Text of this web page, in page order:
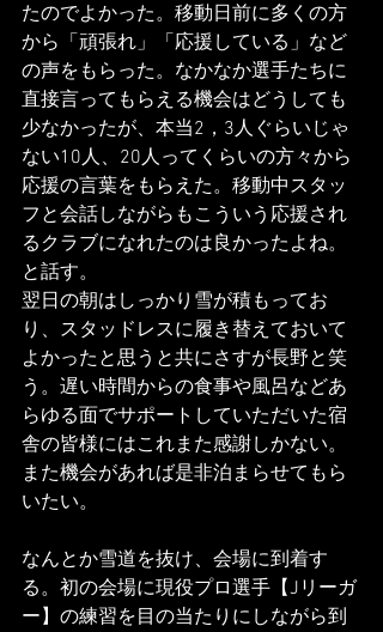
たのでよかった。移動日前に多くの方
から「頑張れ」「応援している」など
の声をもらった。なかなか選手たちに
直接言ってもらえる機会はどうしても
少なかったが、本当2，3人ぐらいじゃ
ない10人、20人ってくらいの方々から
応援の言葉をもらえた。移動中スタッ
フと会話しながらもこういう応援され
るクラブになれたのは良かったよね。
と話す。
翌日の朝はしっかり雪が積もってお
り、スタッドレスに履き替えておいて
よかったと思うと共にさすが長野と笑
う。遅い時間からの食事や風呂などあ
らゆる面でサポートしていただいた宿
舎の皆様にはこれまた感謝しかない。
また機会があれば是非泊まらせてもら
いたい。
なんとか雪道を抜け、会場に到着す
る。初の会場に現役プロ選手【Jリーガ
ー】の練習を目の当たりにしながら到